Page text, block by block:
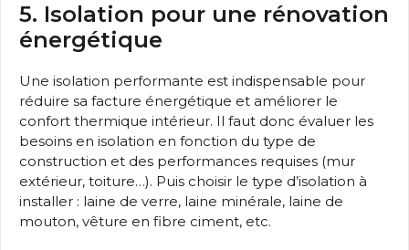
5. Isolation pour une rénovation
énergétique
Une isolation performante est indispensable pour
réduire sa facture énergétique et améliorer le
confort thermique intérieur. Il faut donc évaluer les
besoins en isolation en fonction du type de
construction et des performances requises (mur
extérieur, toiture…). Puis choisir le type d’isolation à
installer : laine de verre, laine minérale, laine de
mouton, vêture en fibre ciment, etc.